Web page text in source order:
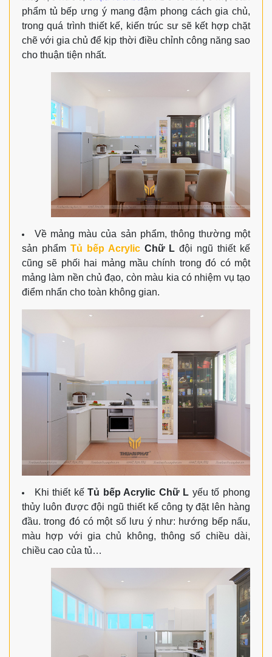
phẩm tủ bếp ưng ý mang đậm phong cách gia chủ,
trong quá trình thiết kế, kiến trúc sư sẽ kết hợp chặt
chẽ với gia chủ để kịp thời điều chỉnh công năng sao
cho thuận tiện nhất.
Về mảng màu của sản phẩm, thông thường một
sản phẩm Tủ bếp AcrylicChữ L đội ngũ thiết kế
cũng sẽ phối hai mảng mầu chính trong đó có một
mảng làm nền chủ đạo, còn màu kia có nhiệm vụ tạo
điểm nhẩn cho toàn không gian.
Khi thiết kếTủ bếp Acrylic Chữ L yếu tố phong
thủy luôn được đội ngũ thiết kế công ty đặt lên hàng
đầu. trong đó có một số lưu ý như: hướng bếp nấu,
màu hợp với gia chủ không, thông số chiều dài,
chiều cao của tủ…